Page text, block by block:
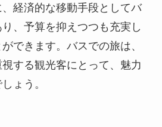
経済的な移動手段としてバ
、予算を抑えつつも充実し
できます。バスでの旅は、
する観光客にとって、魅力
ょう。